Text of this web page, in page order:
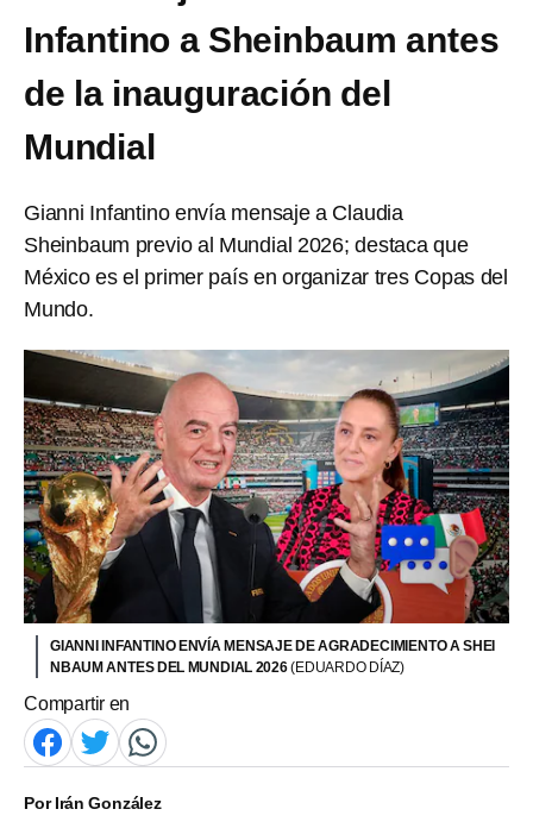
Infantino a Sheinbaum antes
de la inauguración del
Mundial
Gianni Infantino envía mensaje a Claudia
Sheinbaum previo al Mundial 2026; destaca que
México es el primer país en organizar tres Copas del
Mundo.
GIANNI INFANTINO ENVÍA MENSAJE DE AGRADECIMIENTO A SHEI
NBAUM ANTES DEL MUNDIAL 2026(EDUARDO DÍAZ)
Compartir en
PorIrán González